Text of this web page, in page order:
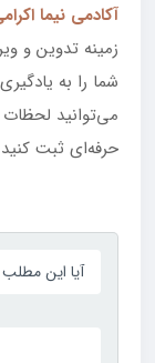
آکادمی نیما
زمینه تدوین و
شما را به
می‌توانید
حرفه‌ای ثبت
آیا این